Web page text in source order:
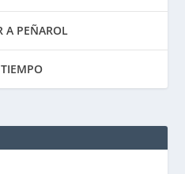
A PEÑAROL